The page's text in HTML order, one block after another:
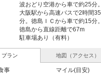
波おどり空港から車で約25分。
大阪駅から高速バスで2時間35
分。徳島ＩＣから車で約15分。
徳島から直線距離で67m
駐車場あり（有料）
プラン 地図（アクセス）
事 マイル(目安)